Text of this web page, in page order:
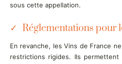
sous cette appellation.
Réglementations pour
En revanche, les Vins de France
restrictions rigides. Ils